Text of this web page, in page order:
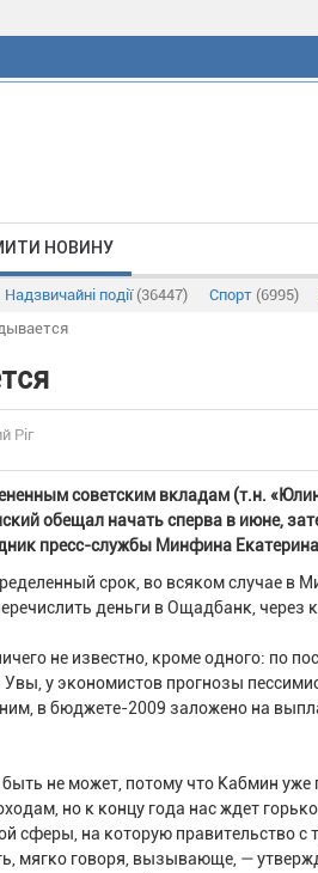
НОВИНУ
Надзвичайні події (36447) Спорт (6995)
Ріг
советским вкладам (т.н.
обещал начать сперва в июне,
пресс-службы Минфина
срок, во всяком случае в
деньги в Ощадбанк, через
не известно, кроме одного: по
у экономистов прогнозы
в бюджете-2009 заложено на
не может, потому что Кабмин уже
но к концу года нас ждет
сферы, на которую правительство с
мягко говоря, вызывающе, —